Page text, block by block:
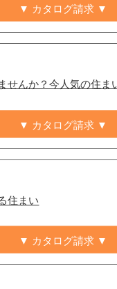
▼ カタログ請求 ▼
せんか？今人気の住ま
▼ カタログ請求 ▼
住まい
▼ カタログ請求 ▼